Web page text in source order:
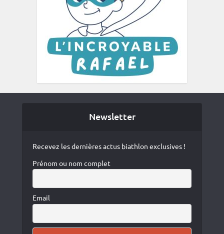
Newsletter
Recevez les dernières actus biathlon exclusives !
Prénom ou nom complet
Email